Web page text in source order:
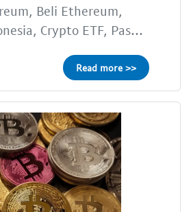
Beli Ethereum,
Crypto ETF, Pas...
Read more >>